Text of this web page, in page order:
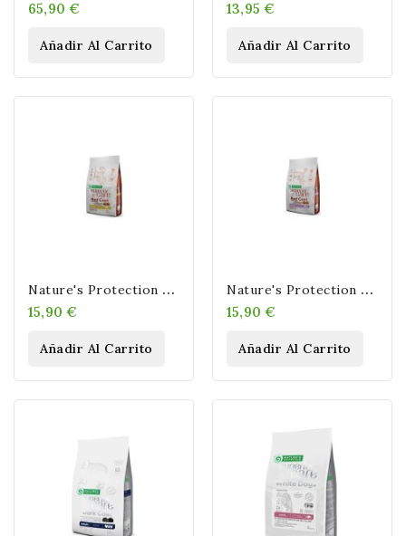
65,90 €
Añadir Al Carrito
13,95 €
Añadir Al Carrito
N
Ature's Protection Adult Red Coat No Grain Razas Pequeñas Salmón 1,5kg
15,90 €
Añadir Al Carrito
N
Ature's Protection Junior Red Coat No Grain Razas Pequeñas Salmón 1,5kg
15,90 €
Añadir Al Carrito